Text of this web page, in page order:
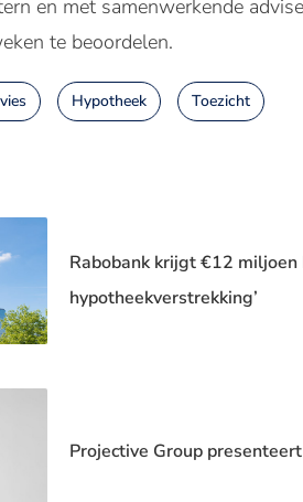
en met samenwerkende
te beoordelen.
Hypotheek Toezicht
Rabobank krijgt €12
hypotheekverstrekking’
Projective Group